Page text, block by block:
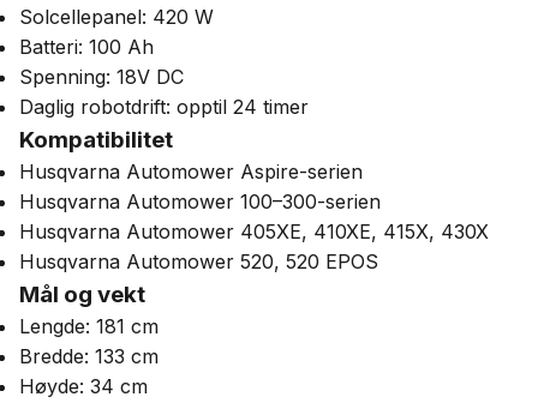
Solcellepanel: 420 W
Batteri: 100 Ah
Spenning: 18V DC
Daglig robotdrift: opptil 24 timer
Kompatibilitet
Husqvarna Automower Aspire-serien
Husqvarna Automower 100–300-serien
Husqvarna Automower 405XE, 410XE, 415X, 430X
Husqvarna Automower 520, 520 EPOS
Mål og vekt
Lengde: 181 cm
Bredde: 133 cm
Høyde: 34 cm